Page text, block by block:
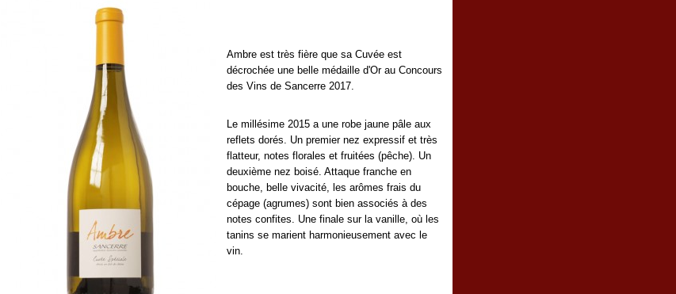
Ambre est très fière que sa Cuvée est
décrochée une belle médaille d'Or au Concours
des Vins de Sancerre 2017.
Le millésime 2015 a une robe jaune pâle aux
reflets dorés. Un premier nez expressif et très
flatteur, notes florales et fruitées (pêche). Un
deuxième nez boisé. Attaque franche en
bouche, belle vivacité, les arômes frais du
cépage (agrumes) sont bien associés à des
notes confites. Une finale sur la vanille, où les
tanins se marient harmonieusement avec le
vin.